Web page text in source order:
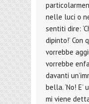
nelle luci o
sentiti dire:
dipinto!’ Con
vorrebbe
vorrebbe
davanti
bella. ‘No! E’
mi viene